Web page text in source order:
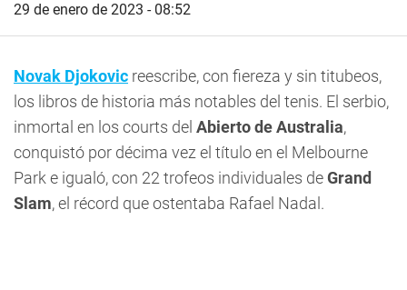
29 de enero de 2023 - 08:52
Novak Djokovic reescribe, con fiereza y sin titubeos,
los libros de historia más notables del tenis. El serbio,
inmortal en los courts del Abierto de Australia,
conquistó por décima vez el título en el Melbourne
Park e igualó, con 22 trofeos individuales deGrand
Slam, el récord que ostentaba Rafael Nadal.